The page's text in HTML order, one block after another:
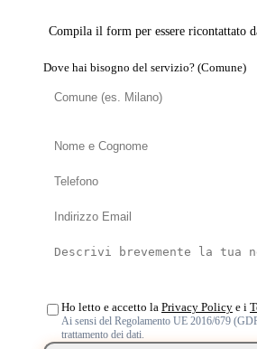
Compila il form per essere ricontattato
Dove hai bisogno del servizio? (Comune)
Ho letto e accetto la Privacy Policy e i
Ai sensi del Regolamento UE 2016/679
trattamento dei dati.